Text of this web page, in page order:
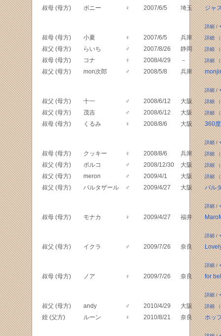
叔母 (母方) ボニー ♀ 2007/6/5 埼玉 ジャ
詳細/
叔母 (母方) 小夏 ♀ 2007/6/5 兵庫 詳細（
叔父 (母方) らいち ♂ 2007/8/26 静岡 詳細（
叔母 (母方) コナ ♀ 2008/4/29 － 詳細（
叔父 (母方) mon次郎 ♂ 2008/5/8 兵庫
詳細/
叔父 (母方) 十一 ♂ 2008/6/12 大阪 詳細（
叔父 (母方) 茂吉 ♂ 2008/6/12 大阪 詳細（
叔母 (母方) くるみ ♀ 2008/8/6 大阪 360
詳細/
叔母 (母方) クッキー ♀ 2008/8/6 兵庫 詳細（
叔父 (母方) ポルコ ♂ 2008/12/30 大阪 詳細（
叔父 (母方) meron ♂ 2009/4/1 大阪 詳細（
叔父 (母方) バルタザール ♂ 2009/4/27 大阪 バル
詳細/
叔母 (母方) モナカ ♀ 2009/4/27 福井
詳細/
叔父 (母方) イクラ ♂ 2009/7/26 奈良
詳細/
叔母 (母方) ノア ♀ 2009/7/26 奈良 for
詳細/
叔父 (母方) andy ♂ 2010/4/29 大阪 詳細（
姪 (父方) ルーン ♀ 2010/8/21 奈良 ホッ